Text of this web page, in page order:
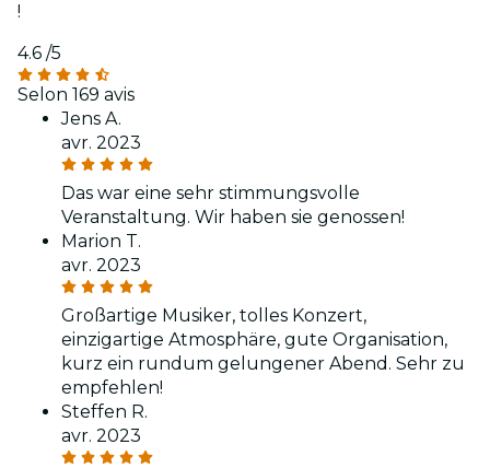
!
4.6 /5
Selon 169 avis
Jens A.
avr. 2023
Das war eine sehr stimmungsvolle
Veranstaltung. Wir haben sie genossen!
Marion T.
avr. 2023
Großartige Musiker, tolles Konzert,
einzigartige Atmosphäre, gute Organisation,
kurz ein rundum gelungener Abend. Sehr zu
empfehlen!
Steffen R.
avr. 2023